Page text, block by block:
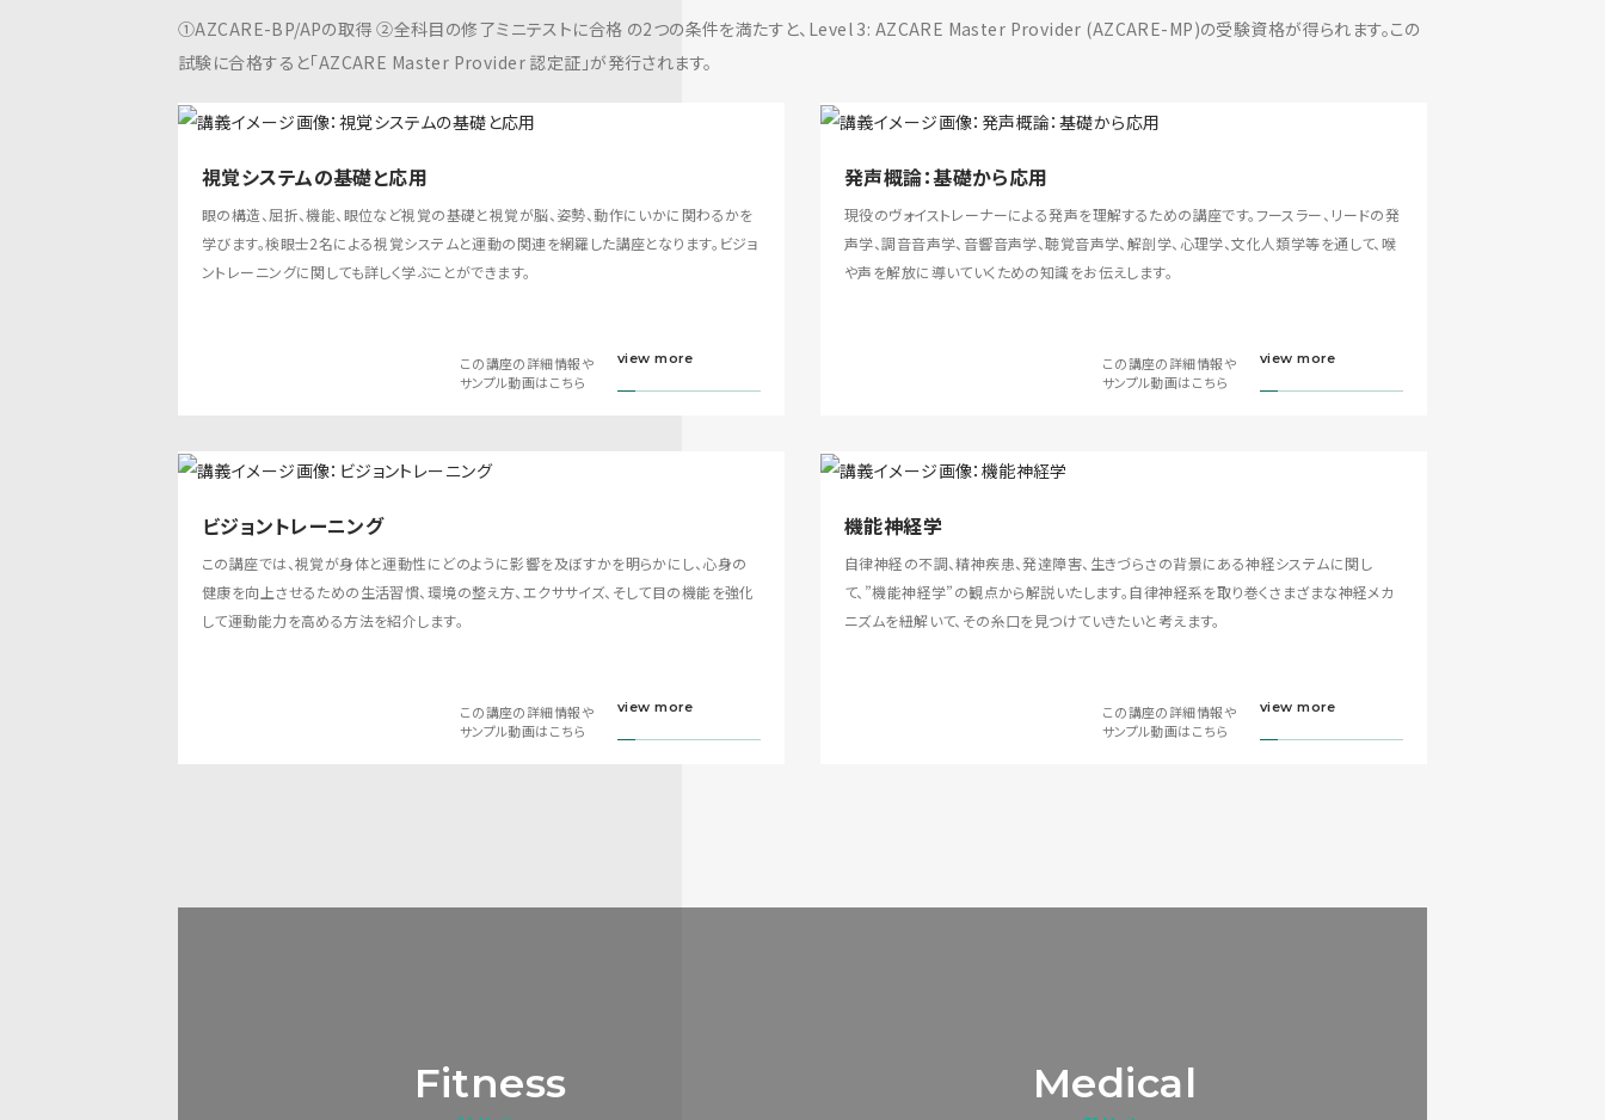
①AZCARE-BP/APの取得 ②全科目の修了ミニテストに合格 の2つの条件を満たすと、Level 3: AZCARE Master Provider (AZCARE-MP)の受験資格が得られます。この
試験に合格すると「AZCARE Master Provider 認定証」が発行されます。
視覚システムの基礎と応用
眼の構造、屈折、機能、眼位など視覚の基礎と視覚が脳、姿勢、動作にいかに関わるかを
学びます。検眼士2名による視覚システムと運動の関連を網羅した講座となります。ビジョ
ントレーニングに関しても詳しく学ぶことができます。
この講座の詳細情報や
サンプル動画はこちら
view more
発声概論：基礎から応用
現役のヴォイストレーナーによる発声を理解するための講座です。フースラー、リードの発
声学、調音音声学、音響音声学、聴覚音声学、解剖学、心理学、文化人類学等を通して、喉
や声を解放に導いていくための知識をお伝えします。
この講座の詳細情報や
サンプル動画はこちら
view more
ビジョントレーニング
この講座では、視覚が身体と運動性にどのように影響を及ぼすかを明らかにし、心身の
健康を向上させるための生活習慣、環境の整え方、エクササイズ、そして目の機能を強化
して運動能力を高める方法を紹介します。
この講座の詳細情報や
サンプル動画はこちら
view more
機能神経学
自律神経の不調、精神疾患、発達障害、生きづらさの背景にある神経システムに関し
て、”機能神経学”の観点から解説いたします。自律神経系を取り巻くさまざまな神経メカ
ニズムを紐解いて、その糸口を見つけていきたいと考えます。
この講座の詳細情報や
サンプル動画はこちら
view more
Fitness Medical